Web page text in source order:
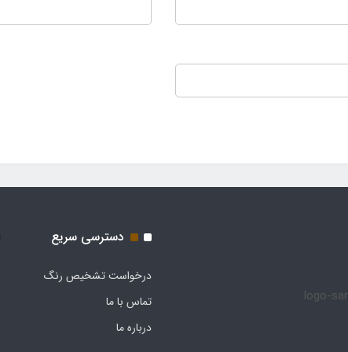
دسترسی سریع
درخواست تشخیص رنگ
تماس با ما
درباره ما